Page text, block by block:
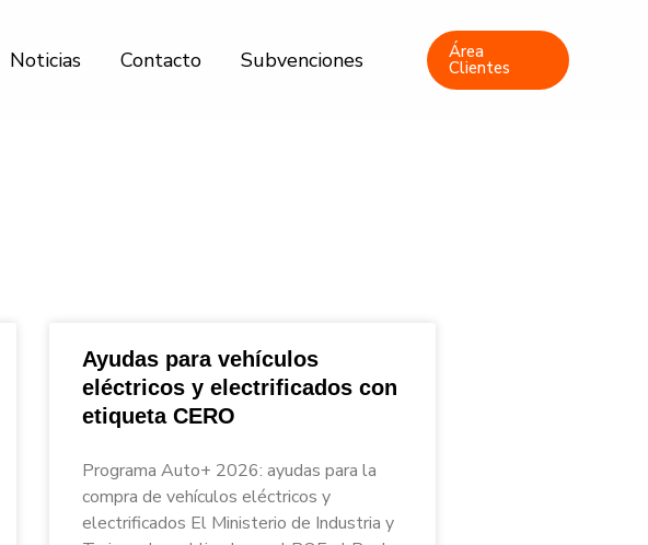
Noticias Contacto Subvenciones Área
Clientes
Ayudas para vehículos
eléctricos y electrificados con
etiqueta CERO
Programa Auto+ 2026: ayudas para la
compra de vehículos eléctricos y
electrificados El Ministerio de Industria y